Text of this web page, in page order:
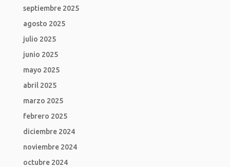
septiembre 2025
agosto 2025
julio 2025
junio 2025
mayo 2025
abril 2025
marzo 2025
febrero 2025
diciembre 2024
noviembre 2024
octubre 2024